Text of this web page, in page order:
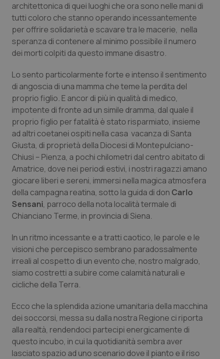
Professionisti Sanitari.AI
Abruzzo
Calabria
Campania
Emilia-Romagna
Friuli Venezia Giulia
Lazio
Liguria
Lombardia
Marche
Piemonte
Provincia Autonoma di Bolzano
QS Pro Gold
Asma & BPCO
Car-T
Colesterolo & coronaropatie
Dermatite Atopica
Diabete & glucometri
Disturbi dell’umore
Dolore
Donna & Salute
HIV
Infezioni & Febbre
QS Club Newsletter
architettonica di quei luoghi che ora sono nelle mani di
tutti coloro che stanno operando incessantemente
per offrire solidarietà e scavare tra le macerie, nella
speranza di contenere al minimo possibile il numero
dei morti colpiti da questo immane disastro.
Lo sento particolarmente forte e intenso il sentimento
di angoscia di una mamma che teme la perdita del
proprio figlio. E ancor di più in qualità di medico,
impotente di fronte ad un simile dramma, dal quale il
proprio figlio per fatalità è stato risparmiato, insieme
ad altri coetanei ospiti nella casa vacanza di Santa
Giusta, di proprietà della Diocesi di Montepulciano-
Chiusi – Pienza, a pochi chilometri dal centro abitato di
Amatrice, dove nei periodi estivi, i nostri ragazzi amano
giocare liberi e sereni, immersi nella magica atmosfera
della campagna reatina, sotto la guida di don Carlo
Sensani, parroco della nota località termale di
Chianciano Terme, in provincia di Siena.
In un ritmo incessante e a tratti caotico, le parole e le
visioni che percepisco sembrano paradossalmente
irreali al cospetto di un evento che, nostro malgrado,
siamo costretti a subire come calamità naturali e
cicliche della Terra.
Ecco che la splendida azione umanitaria della macchina
dei soccorsi, messa su dalla nostra Regione ci riporta
alla realtà, rendendoci partecipi energicamente di
questo incubo, in cui la quotidianità sembra aver
lasciato spazio ad uno scenario dove il pianto e il riso